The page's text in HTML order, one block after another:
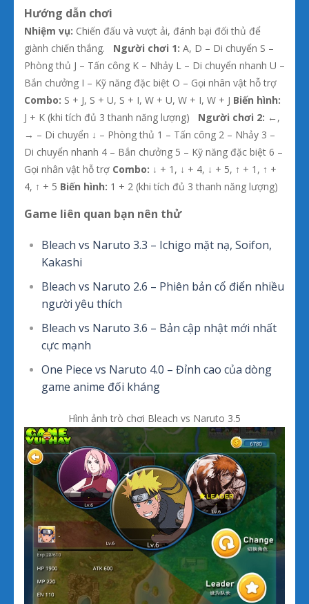
Hướng dẫn chơi
Nhiệm vụ: Chiến đấu và vượt ải, đánh bại đối thủ để
giành chiến thắng. Người chơi 1: A, D – Di chuyển S –
Phòng thủ J – Tấn công K – Nhảy L – Di chuyển nhanh U –
Bắn chưởng I – Kỹ năng đặc biệt O – Gọi nhân vật hỗ trợ
Combo: S + J, S + U, S + I, W + U, W + I, W + J Biến hình:
J + K (khi tích đủ 3 thanh năng lượng) Người chơi 2: ←,
→ – Di chuyển ↓ – Phòng thủ 1 – Tấn công 2 – Nhảy 3 –
Di chuyển nhanh 4 – Bắn chưởng 5 – Kỹ năng đặc biệt 6 –
Gọi nhân vật hỗ trợ Combo: ↓ + 1, ↓ + 4, ↓ + 5, ↑ + 1, ↑ +
4, ↑ + 5 Biến hình: 1 + 2 (khi tích đủ 3 thanh năng lượng)
Game liên quan bạn nên thử
Bleach vs Naruto 3.3 – Ichigo mặt nạ, Soifon,
Kakashi
Bleach vs Naruto 2.6 – Phiên bản cổ điển nhiều
người yêu thích
Bleach vs Naruto 3.6 – Bản cập nhật mới nhất
cực mạnh
One Piece vs Naruto 4.0 – Đỉnh cao của dòng
game anime đối kháng
Hình ảnh trò chơi Bleach vs Naruto 3.5